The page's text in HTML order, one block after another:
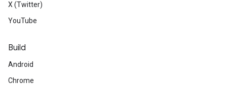
X (Twitter)
YouTube
Build
Android
Chrome